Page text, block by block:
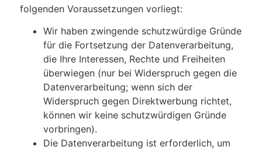
folgenden Voraussetzungen vorliegt:
Wir haben zwingende schutzwürdige Gründe
für die Fortsetzung der Datenverarbeitung,
die Ihre Interessen, Rechte und Freiheiten
überwiegen (nur bei Widerspruch gegen die
Datenverarbeitung; wenn sich der
Widerspruch gegen Direktwerbung richtet,
können wir keine schutzwürdigen Gründe
vorbringen).
Die Datenverarbeitung ist erforderlich, um